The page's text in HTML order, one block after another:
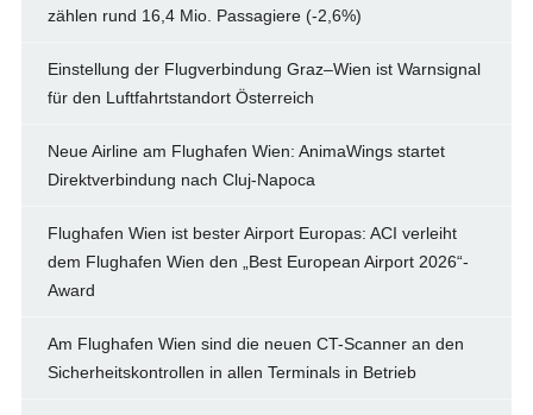
zählen rund 16,4 Mio. Passagiere (-2,6%)
Einstellung der Flugverbindung Graz–Wien ist Warnsignal
für den Luftfahrtstandort Österreich
Neue Airline am Flughafen Wien: AnimaWings startet
Direktverbindung nach Cluj-Napoca
Flughafen Wien ist bester Airport Europas: ACI verleiht
dem Flughafen Wien den „Best European Airport 2026“-
Award
Am Flughafen Wien sind die neuen CT-Scanner an den
Sicherheitskontrollen in allen Terminals in Betrieb